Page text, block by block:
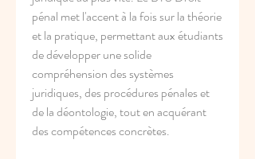
pénal met l'accent à la fois sur la théorie
et la pratique, permettant aux étudiants
de développer une solide
compréhension des systèmes
juridiques, des procédures pénales et
de la déontologie, tout en acquérant
des compétences concrètes.